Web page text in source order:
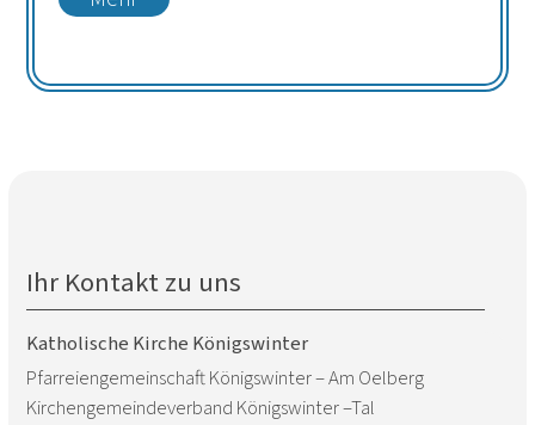
Ihr Kontakt zu uns
Katholische Kirche Königswinter
Pfarreiengemeinschaft Königswinter – Am Oelberg
Kirchengemeindeverband Königswinter –Tal